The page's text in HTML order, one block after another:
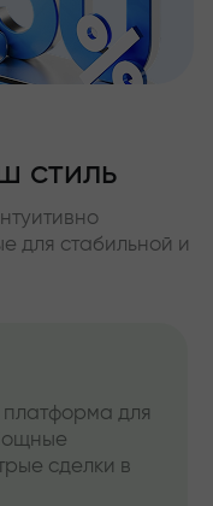
стиль
для стабильной и
для
сделки в